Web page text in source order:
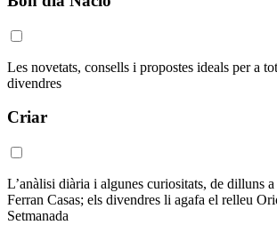
Les novetats, consells i propostes ideals per a
divendres
Criar
L’anàlisi diària i algunes curiositats, de dilluns
Ferran Casas; els divendres li agafa el relleu
Setmanada